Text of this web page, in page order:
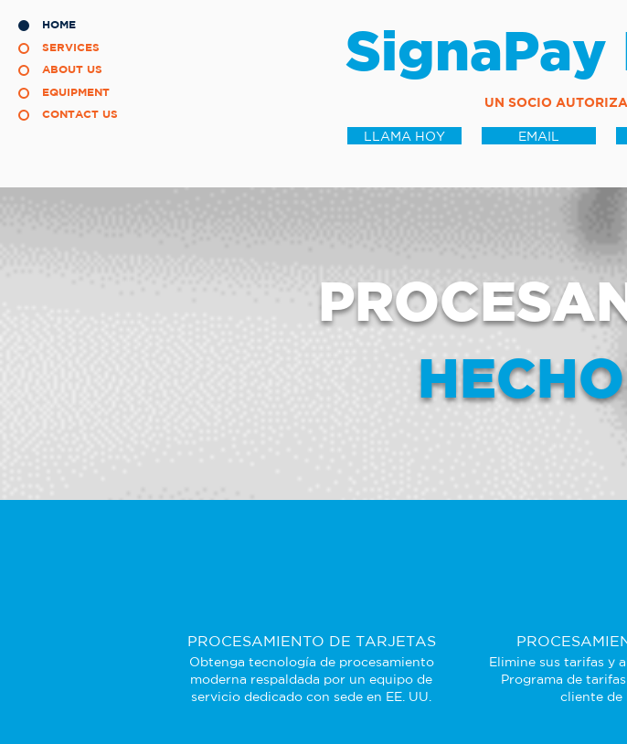
HOME
SERVICES
ABOUT US
EQUIPMENT
CONTACT US
SignaPay
UN SOCIO
LLAMA HOY EMAIL
PROCESAMIENTO DE TARJETAS
Obtenga tecnología de procesamiento
moderna respaldada por un equipo de
servicio dedicado con sede en EE. UU.
Elimine sus tarifas y
Programa de
cliente de